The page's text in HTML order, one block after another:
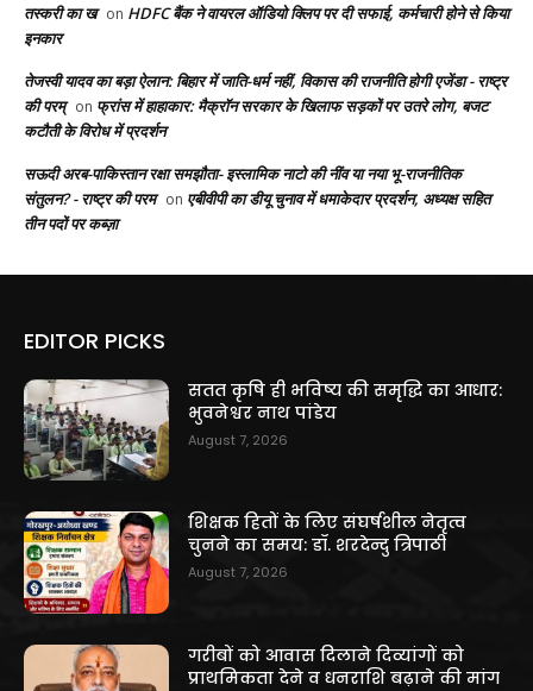
तस्करी का ख on HDFC बैंक ने वायरल ऑडियो क्लिप पर दी सफाई, कर्मचारी होने से किया
इनकार
तेजस्वी यादव का बड़ा ऐलान: बिहार में जाति-धर्म नहीं, विकास की राजनीति होगी एजेंडा - राष्ट्र
की परम् on फ्रांस में हाहाकार: मैक्रॉन सरकार के खिलाफ सड़कों पर उतरे लोग, बजट
कटौती के विरोध में प्रदर्शन
सऊदी अरब-पाकिस्तान रक्षा समझौता- इस्लामिक नाटो की नींव या नया भू-राजनीतिक
संतुलन? - राष्ट्र की परम on एबीवीपी का डीयू चुनाव में धमाकेदार प्रदर्शन, अध्यक्ष सहित
तीन पदों पर कब्ज़ा
EDITOR PICKS
सतत कृषि ही भविष्य की समृद्धि का आधार:
भुवनेश्वर नाथ पांडेय
August 7, 2026
शिक्षक हितों के लिए संघर्षशील नेतृत्व
चुनने का समय: डॉ. शरदेन्दु त्रिपाठी
August 7, 2026
गरीबों को आवास दिलाने दिव्यांगों को
प्राथमिकता देने व धनराशि बढ़ाने की मांग